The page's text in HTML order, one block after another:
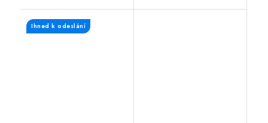
materiálem odolným vůči
povětrnostním vlivům a
Ihned k odeslání